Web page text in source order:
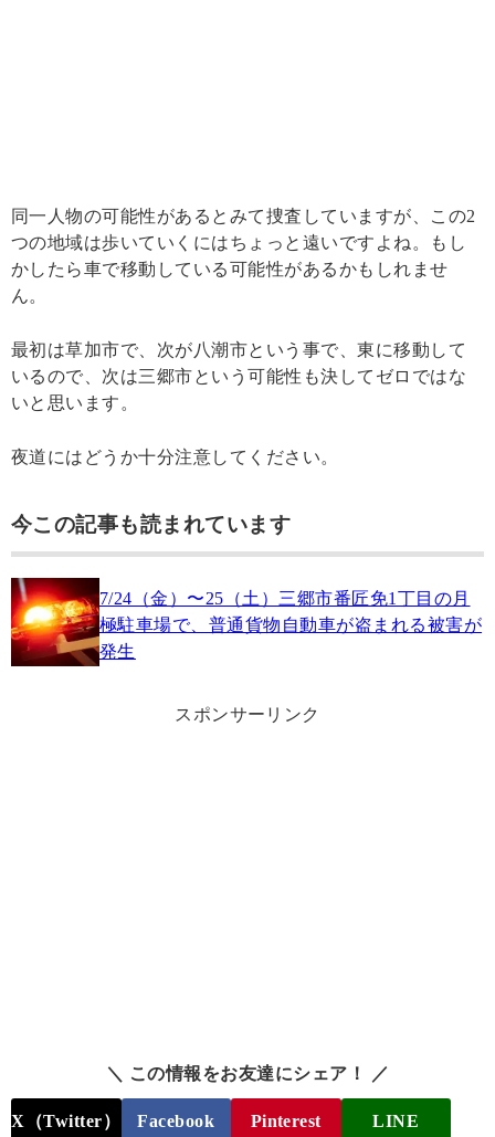
同一人物の可能性があるとみて捜査していますが、この2
つの地域は歩いていくにはちょっと遠いですよね。もし
かしたら車で移動している可能性があるかもしれませ
ん。
最初は草加市で、次が八潮市という事で、東に移動して
いるので、次は三郷市という可能性も決してゼロではな
いと思います。
夜道にはどうか十分注意してください。
今この記事も読まれています
7/24（金）〜25（土）三郷市番匠免1丁目の月
極駐車場で、普通貨物自動車が盗まれる被害が
発生
スポンサーリンク
＼ この情報をお友達にシェア！ ／
X（Twitter） Facebook Pinterest LINE